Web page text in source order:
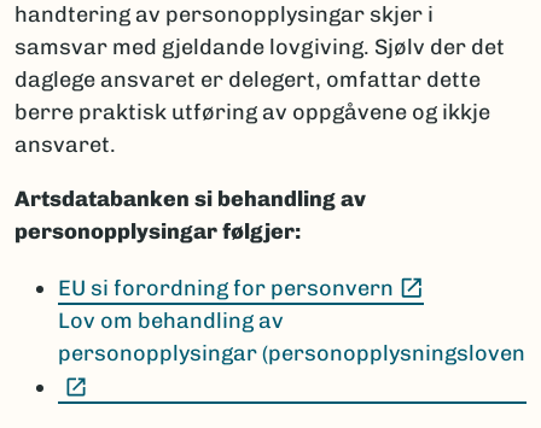
handtering av personopplysingar skjer i
samsvar med gjeldande lovgiving. Sjølv der det
daglege ansvaret er delegert, omfattar dette
berre praktisk utføring av oppgåvene og ikkje
ansvaret.
Artsdatabanken si behandling av
personopplysingar følgjer:
EU si forordning for personvern
Lov om behandling av
personopplysingar (personopplysningsloven